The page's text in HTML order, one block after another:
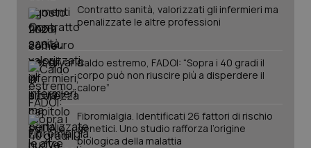
Contratto sanità, valorizzati gli infermieri ma
penalizzate le altre professioni
Caldo estremo, FADOI: “Sopra i 40 gradi il
corpo può non riuscire più a disperdere il
calore”
Fibromialgia. Identificati 26 fattori di rischio
genetici. Uno studio rafforza l’origine
biologica della malattia
PHPSESSID
PHP.net
www.quotidianosanita.it